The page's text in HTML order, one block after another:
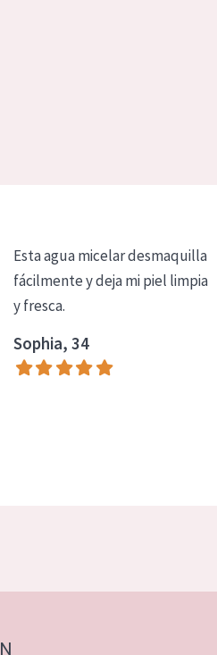
Esta agua micelar desmaquilla
fácilmente y deja mi piel limpia
y fresca.
Sophia, 34